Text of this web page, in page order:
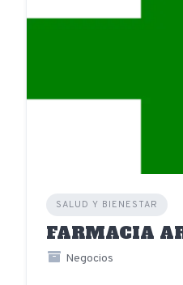
SALUD Y BIENESTAR
FARMACIA
Negocios